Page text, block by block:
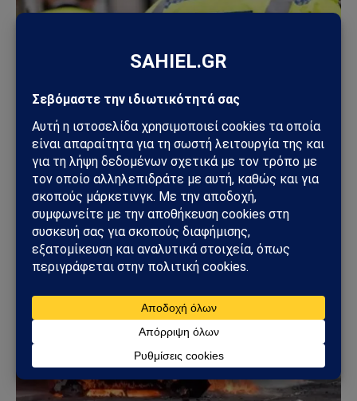
ΚΌΣΜΟΣ
Βρετανία: Πακιστανικής καταγωγής άνδρας
συνελήφθη μετά από επίθεση με μαχαίρι σε
17χρονη – Σοκ από το βίντεο της επίθεσης
13/06/2026